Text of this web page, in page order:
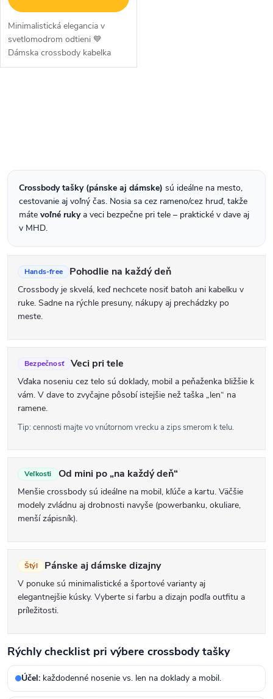
Minimalistická elegancia v
svetlomodrom odtieni 💙
Dámska crossbody kabelka
Enrico Benetti Tessa v sviežom
d
e
y
u
Crossbody tašky (pánske aj dámske) sú ideálne na mesto,
cestovanie aj voľný čas. Nosia sa cez rameno/cez hruď, takže
máte voľné rukya veci bezpečne pri tele – praktické v dave aj
v MHD.
Hands-free Pohodlie na každý deň
Crossbody je skvelá, keď nechcete nosiť batoh ani kabelku v
ruke. Sadne na rýchle presuny, nákupy aj prechádzky po
meste.
Bezpečnosť Veci pri tele
Vďaka noseniu cez telo sú doklady, mobil a peňaženka bližšie k
vám. V dave to zvyčajne pôsobí istejšie než taška „len“ na
ramene.
Tip: cennosti majte vo vnútornom vrecku a zips smerom k telu.
Veľkosti Od mini po „na každý deň“
Menšie crossbody sú ideálne na mobil, kľúče a kartu. Väčšie
modely zvládnu aj drobnosti navyše (powerbanku, okuliare,
menší zápisník).
Štýl Pánske aj dámske dizajny
V ponuke sú minimalistické a športové varianty aj
elegantnejšie kúsky. Vyberte si farbu a dizajn podľa outfitu a
príležitosti.
Rýchly checklist pri výbere crossbody tašky
Účel: každodenné nosenie vs. len na doklady a mobil.